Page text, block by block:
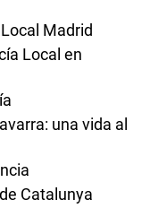
Madrid
Local en
una vida al
Catalunya